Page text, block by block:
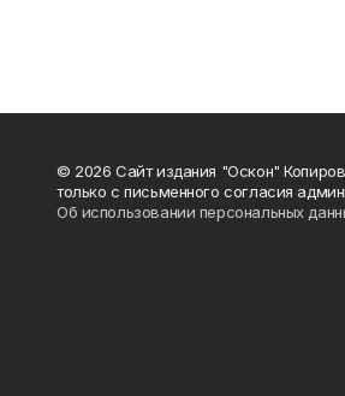
© 2026 Сайт издания "Оскон"
только с письменного согласия
Об использовании персональных